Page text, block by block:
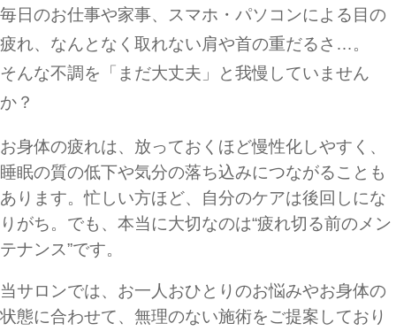
毎日のお仕事や家事、スマホ・パソコンによる目の
疲れ、なんとなく取れない肩や首の重だるさ…。
そんな不調を「まだ大丈夫」と我慢していません
か？
お身体の疲れは、放っておくほど慢性化しやすく、
睡眠の質の低下や気分の落ち込みにつながることも
あります。忙しい方ほど、自分のケアは後回しにな
りがち。でも、本当に大切なのは“疲れ切る前のメン
テナンス”です。
当サロンでは、お一人おひとりのお悩みやお身体の
状態に合わせて、無理のない施術をご提案しており